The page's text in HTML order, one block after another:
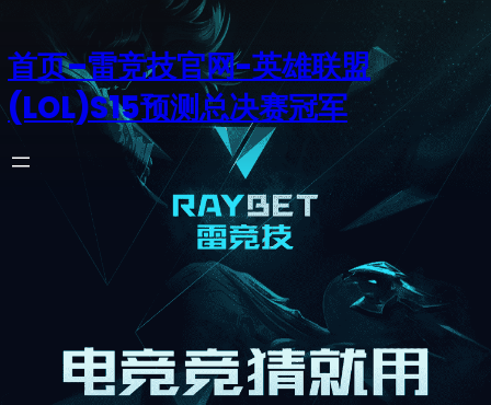
首页–雷竞技官网-英雄联盟
(LOL)S15预测总决赛冠军